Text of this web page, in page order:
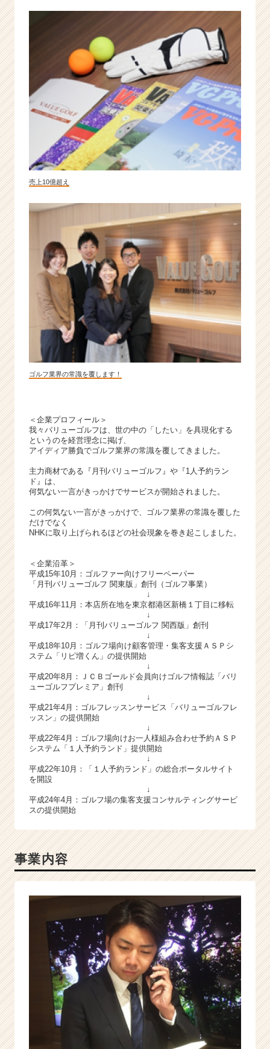
る
会
社
で
成
長
し
た
新
卒
中！
ン
チ
ャ
ー・
成
長
業
か
ス
が
届
く
活
イ
ト
ア
リ
ア
（C
e
r
C
a
r
e
売上10億超え
ゴルフ業界の常識を覆します！
＜企業プロフィール＞
我々バリューゴルフは、世の中の「したい」を具現化する
というのを経営理念に掲げ、
アイディア勝負でゴルフ業界の常識を覆してきました。
主力商材である『月刊バリューゴルフ』や『1人予約ラン
ド』は、
何気ない一言がきっかけでサービスが開始されました。
この何気ない一言がきっかけで、ゴルフ業界の常識を覆した
だけでなく
NHKに取り上げられるほどの社会現象を巻き起こしました。
＜企業沿革＞
平成15年10月：ゴルファー向けフリーペーパー
「月刊バリューゴルフ 関東版」創刊（ゴルフ事業）
↓
平成16年11月：本店所在地を東京都港区新橋１丁目に移転
↓
平成17年2月：「月刊バリューゴルフ 関西版」創刊
↓
平成18年10月：ゴルフ場向け顧客管理・集客支援ＡＳＰシ
ステム「リピ増くん」の提供開始
↓
平成20年8月：ＪＣＢゴールド会員向けゴルフ情報誌「バリ
ューゴルフプレミア」創刊
↓
平成21年4月：ゴルフレッスンサービス「バリューゴルフレ
ッスン」の提供開始
↓
平成22年4月：ゴルフ場向けお一人様組み合わせ予約ＡＳＰ
システム「１人予約ランド」提供開始
↓
平成22年10月：「１人予約ランド」の総合ポータルサイト
を開設
↓
平成24年4月：ゴルフ場の集客支援コンサルティングサービ
スの提供開始
事業内容